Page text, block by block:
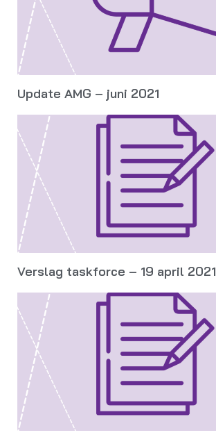
Update AMG – juni 2021
Verslag taskforce – 19 april 2021